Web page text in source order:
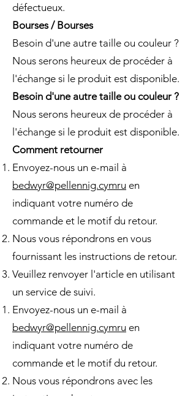
défectueux.
Bourses / Bourses
Besoin d'une autre taille ou couleur ?
Nous serons heureux de procéder à
l'échange si le produit est disponible.
Besoin d'une autre taille ou couleur ?
Nous serons heureux de procéder à
l'échange si le produit est disponible.
Comment retourner
Envoyez-nous un e-mail à
bedwyr@pellennig.cymru en
indiquant votre numéro de
commande et le motif du retour.
Nous vous répondrons en vous
fournissant les instructions de retour.
Veuillez renvoyer l'article en utilisant
un service de suivi.
Envoyez-nous un e-mail à
bedwyr@pellennig.cymru en
indiquant votre numéro de
commande et le motif du retour.
Nous vous répondrons avec les